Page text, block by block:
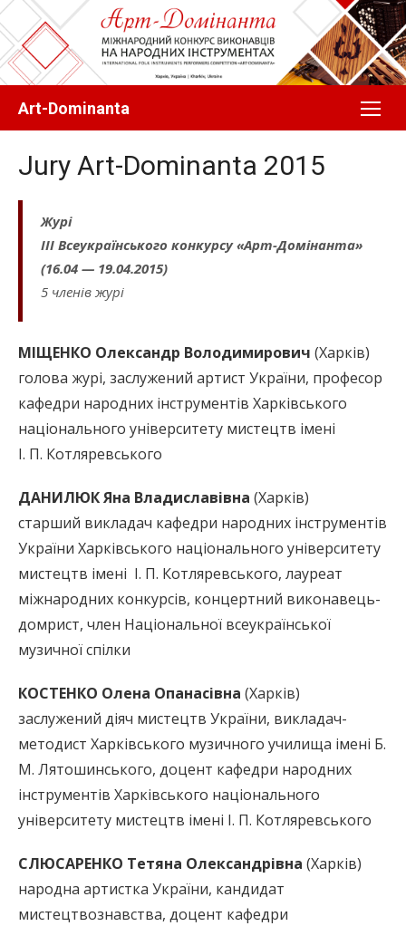
Перейти
до
вмісту
Art-Dominanta
Jury Art-Dominanta 2015
Журі
ІІІ Всеукраїнського конкурсу «Арт-Домінанта»
(16.04 — 19.04.2015)
5 членів журі
МІЩЕНКО Олександр Володимирович (Харків)
голова журі, заслужений артист України, професор
кафедри народних інструментів Харківського
національного університету мистецтв імені
І. П. Котляревського
ДАНИЛЮК Яна Владиславівна (Харків)
старший викладач кафедри народних інструментів
України Харківського національного університету
мистецтв імені І. П. Котляревського, лауреат
міжнародних конкурсів, концертний виконавець-
домрист, член Національної всеукраїнської
музичної спілки
КОСТЕНКО Олена Опанасівна (Харків)
заслужений діяч мистецтв України, викладач-
методист Харківського музичного училища імені Б.
М. Лятошинського, доцент кафедри народних
інструментів Харківського національного
університету мистецтв імені І. П. Котляревського
СЛЮСАРЕНКО Тетяна Олександрівна (Харків)
народна артистка України, кандидат
мистецтвознавства, доцент кафедри